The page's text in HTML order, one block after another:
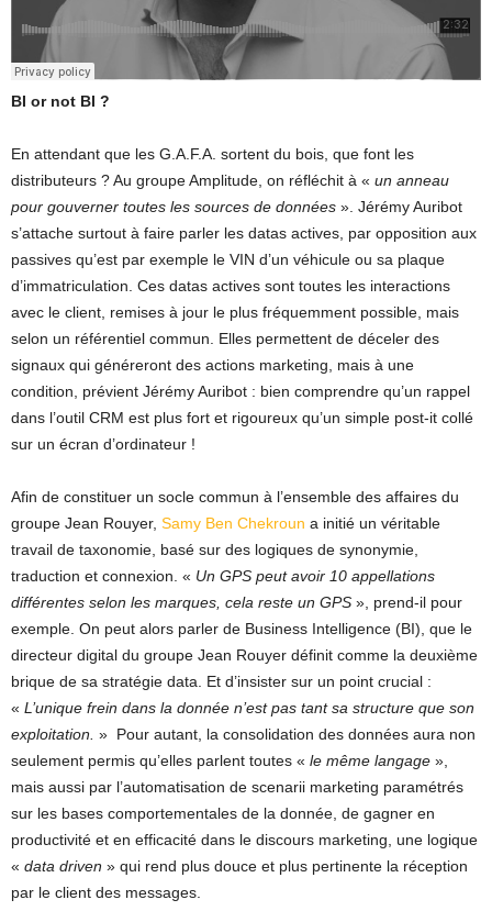
BI or not BI ?
En attendant que les G.A.F.A. sortent du bois, que font les
distributeurs ? Au groupe Amplitude, on réfléchit à « un anneau
pour gouverner toutes les sources de données ». Jérémy Auribot
s’attache surtout à faire parler les datas actives, par opposition aux
passives qu’est par exemple le VIN d’un véhicule ou sa plaque
d’immatriculation. Ces datas actives sont toutes les interactions
avec le client, remises à jour le plus fréquemment possible, mais
selon un référentiel commun. Elles permettent de déceler des
signaux qui généreront des actions marketing, mais à une
condition, prévient Jérémy Auribot : bien comprendre qu’un rappel
dans l’outil CRM est plus fort et rigoureux qu’un simple post-it collé
sur un écran d’ordinateur !
Afin de constituer un socle commun à l’ensemble des affaires du
groupe Jean Rouyer, Samy Ben Chekroun a initié un véritable
travail de taxonomie, basé sur des logiques de synonymie,
traduction et connexion. « Un GPS peut avoir 10 appellations
différentes selon les marques, cela reste un GPS », prend-il pour
exemple. On peut alors parler de Business Intelligence (BI), que le
directeur digital du groupe Jean Rouyer définit comme la deuxième
brique de sa stratégie data. Et d’insister sur un point crucial :
« L’unique frein dans la donnée n’est pas tant sa structure que son
exploitation. » Pour autant, la consolidation des données aura non
seulement permis qu’elles parlent toutes « le même langage »,
mais aussi par l’automatisation de scenarii marketing paramétrés
sur les bases comportementales de la donnée, de gagner en
productivité et en efficacité dans le discours marketing, une logique
« data driven » qui rend plus douce et plus pertinente la réception
par le client des messages.